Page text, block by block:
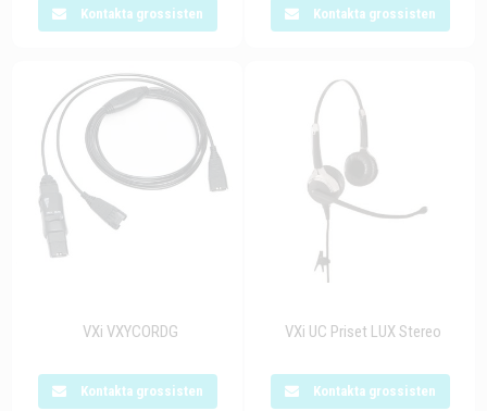
Kontakta grossisten Kontakta grossisten
VXi VXYCORDG
Kontakta grossisten
VXi UC Priset LUX Stereo
Kontakta grossisten